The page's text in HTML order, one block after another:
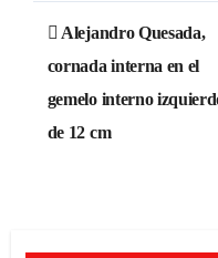
Navegación
de
entradas
Alejandro Quesada,
cornada interna en el
gemelo interno
de 12 cm